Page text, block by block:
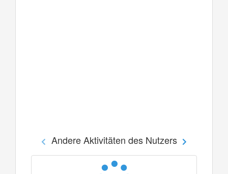
Andere Aktivitäten des Nutzers